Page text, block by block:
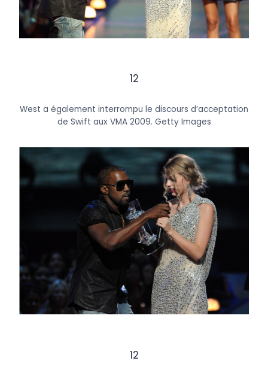
12
West a également interrompu le discours d’acceptation
de Swift aux VMA 2009. Getty Images
12